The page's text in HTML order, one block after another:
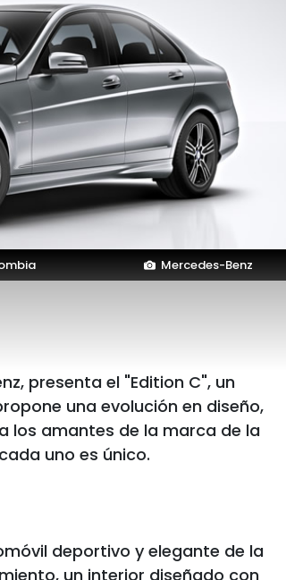
Mercedes-Benz
presenta el "Edition C", un
una evolución en diseño,
los amantes de la marca de la
uno es único.
deportivo y elegante de la
un interior diseñado con